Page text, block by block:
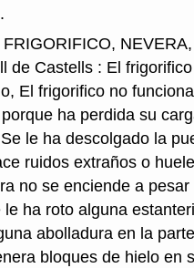
de Castells : El
El frigorifico no
ha perdida su
le ha descolgado la
ruidos extraños o
no se enciende a
ha roto alguna
abolladura en la
bloques de hielo en